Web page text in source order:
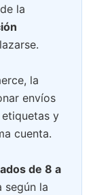
la
la
envíos
y
cuenta.
de 8 a
según la